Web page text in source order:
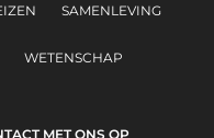
SAMENLEVING
WETENSCHAP
MET ONS OP